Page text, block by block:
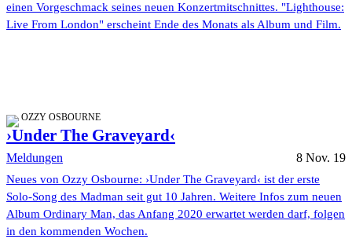
einen Vorgeschmack seines neuen Konzertmitschnittes. "Lighthouse:
Live From London" erscheint Ende des Monats als Album und Film.
OZZY OSBOURNE
›Under The Graveyard‹
Meldungen 8 Nov. 19
Neues von Ozzy Osbourne: ›Under The Graveyard‹ ist der erste
Solo-Song des Madman seit gut 10 Jahren. Weitere Infos zum neuen
Album Ordinary Man, das Anfang 2020 erwartet werden darf, folgen
in den kommenden Wochen.